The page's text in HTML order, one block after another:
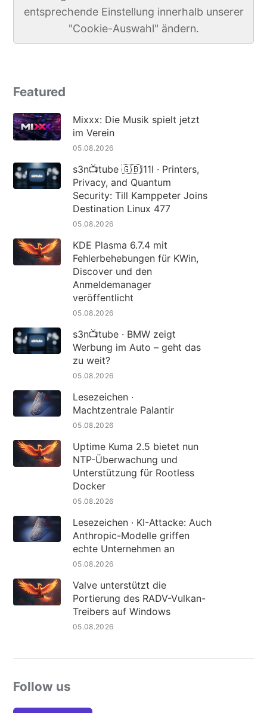
entsprechende Einstellung innerhalb unserer
"Cookie-Auswahl" ändern.
Featured
Mixxx: Die Musik spielt jetzt
im Verein
05.08.2026
s3n📺tube 🇬🇧i11l · Printers,
Privacy, and Quantum
Security: Till Kamppeter Joins
Destination Linux 477
05.08.2026
KDE Plasma 6.7.4 mit
Fehlerbehebungen für KWin,
Discover und den
Anmeldemanager
veröffentlicht
05.08.2026
s3n📺tube · BMW zeigt
Werbung im Auto – geht das
zu weit?
05.08.2026
Lesezeichen ·
Machtzentrale Palantir
05.08.2026
Uptime Kuma 2.5 bietet nun
NTP-Überwachung und
Unterstützung für Rootless
Docker
05.08.2026
Lesezeichen · KI-Attacke: Auch
Anthropic-Modelle griffen
echte Unternehmen an
05.08.2026
Valve unterstützt die
Portierung des RADV-Vulkan-
Treibers auf Windows
05.08.2026
Follow us